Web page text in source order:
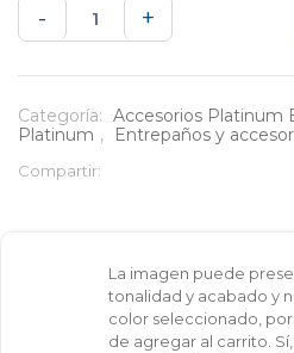
-
Cremallera
180
cm
de
brazos
+
Categoría: Accesorios Platinum
Platinum , Entrepaños y
Compartir:
La imagen puede
tonalidad y acabado y
color seleccionado,
de agregar al carrito.